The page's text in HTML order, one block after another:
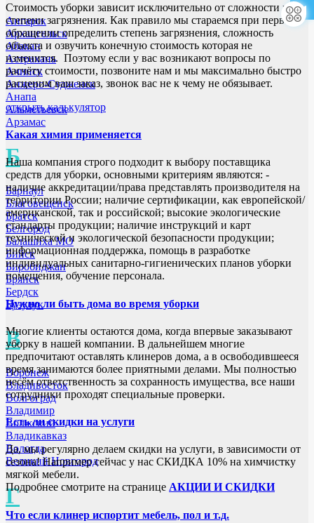
Ангарск
Архангельск
Абакан
Астрахань
Ачинск
Анжеро-Судженск
Анапа
Альметьевск
Арзамас
Б
Барнаул
Благовещенск
Братск
Белгород
Балашиха МО
Бийск
Биробиджан
Брянск
Бердск
Бузулук
В
Воронеж
Владивосток
Волгоград
Владимир
Волжский
Владикавказ
Вологда
Великий Новгород
Г
Стоимость уборки зависит исключительно от сложности и
степени загрязнения. Как правило мы стараемся при первом
обращении определить степень загрязнения, сложность
объекта и озвучить конечную стоимость которая не
изменится. Поэтому если у вас возникают вопросы по
расчёту стоимости, позвоните нам и мы максимально быстро
расценим ваш заказ, звонок вас не к чему не обязывает.
открыть калькулятор
Какая химия применяется
Наша компания строго подходит к выбору поставщика
средств для уборки, основными критериям являются: -
наличие аккредитации/права представлять производителя на
территории России; наличие сертификации, как европейской/
американской, так и российской; высокие экологические
стандарты продукции; наличие инструкций и карт
технической и экологической безопасности продукции;
информационная поддержка, помощь в разработке
индивидуальных санитарно-гигиенических планов уборки
помещения, обучение персонала.
Нужно ли быть дома во время уборки
Многие клиенты остаются дома, когда впервые заказывают
уборку в нашей компании. В дальнейшем многие
предпочитают оставлять клинеров дома, а в освободившееся
время занимаются более приятными делами. Мы полностью
несём ответственность за сохранность имущества, все наши
сотрудники проходят специальные проверки.
Есть ли скидки на услуги
Да, мы регулярно делаем скидки на услуги, в зависимости от
сезона! Например сейчас у нас СКИДКА 10% на химчистку
мягкой мебели.
Подробнее смотрите на странице АКЦИИ И СКИДКИ
Что если клинер испортит мебель, пол и т.д.